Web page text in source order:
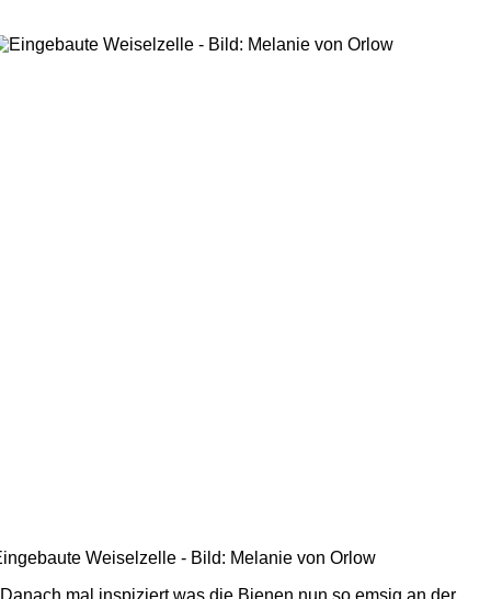
Weiselzelle - Bild: Melanie von Orlow
Danach mal inspiziert was die Bienen nun so emsig an der